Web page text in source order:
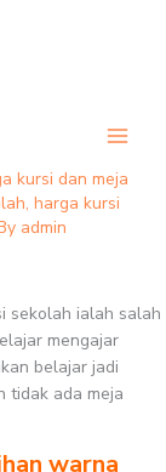
kursi dan meja
, harga kursi
admin
sekolah ialah salah
mengajar
belajar jadi
tidak ada meja
warna